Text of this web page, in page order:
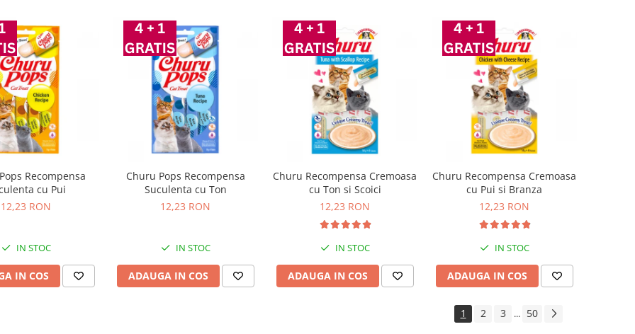
Recompensa
cu Pui
12,23 RON
IN STOC
IN COS
Churu Pops Recompensa
Suculenta cu Ton
12,23 RON
IN STOC
ADAUGA IN COS
Churu Recompensa Cremoasa
cu Ton si Scoici
12,23 RON
IN STOC
ADAUGA IN COS
Churu Recompensa Cremoasa
cu Pui si Branza
12,23 RON
IN STOC
ADAUGA IN COS
1 2 3 ... 50